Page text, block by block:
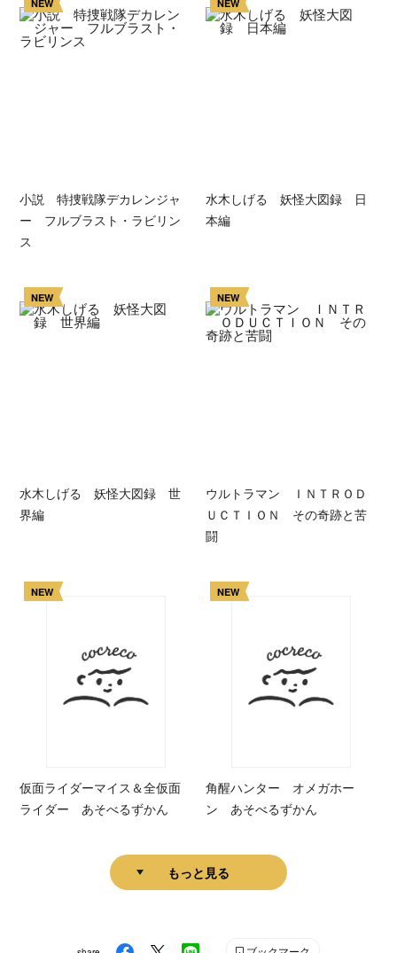
NEW
小説 特捜戦隊デカレンジャ
ー フルブラスト・ラビリン
ス
NEW
水木しげる 妖怪大図録 日
本編
NEW
水木しげる 妖怪大図録 世
界編
NEW
ウルトラマン ＩＮＴＲＯＤ
ＵＣＴＩＯＮ その奇跡と苦
闘
NEW
仮面ライダーマイス＆全仮面
ライダー あそべるずかん
NEW
角醒ハンター オメガホー
ン あそべるずかん
もっと見る